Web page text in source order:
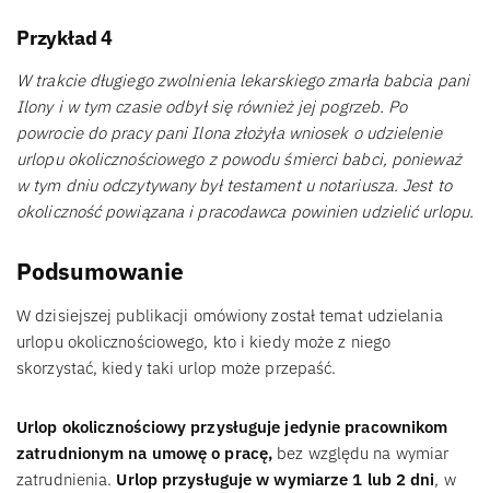
Przykład 4
W trakcie długiego zwolnienia lekarskiego zmarła babcia pani
Ilony i w tym czasie odbył się również jej pogrzeb. Po
powrocie do pracy pani Ilona złożyła wniosek o udzielenie
urlopu okolicznościowego z powodu śmierci babci, ponieważ
w tym dniu odczytywany był testament u notariusza. Jest to
okoliczność powiązana i pracodawca powinien udzielić urlopu.
Podsumowanie
W dzisiejszej publikacji omówiony został temat udzielania
urlopu okolicznościowego, kto i kiedy może z niego
skorzystać, kiedy taki urlop może przepaść.
Urlop okolicznościowy przysługuje jedynie pracownikom
zatrudnionym na umowę o pracę, bez względu na wymiar
zatrudnienia. Urlop przysługuje w wymiarze 1 lub 2 dni, w